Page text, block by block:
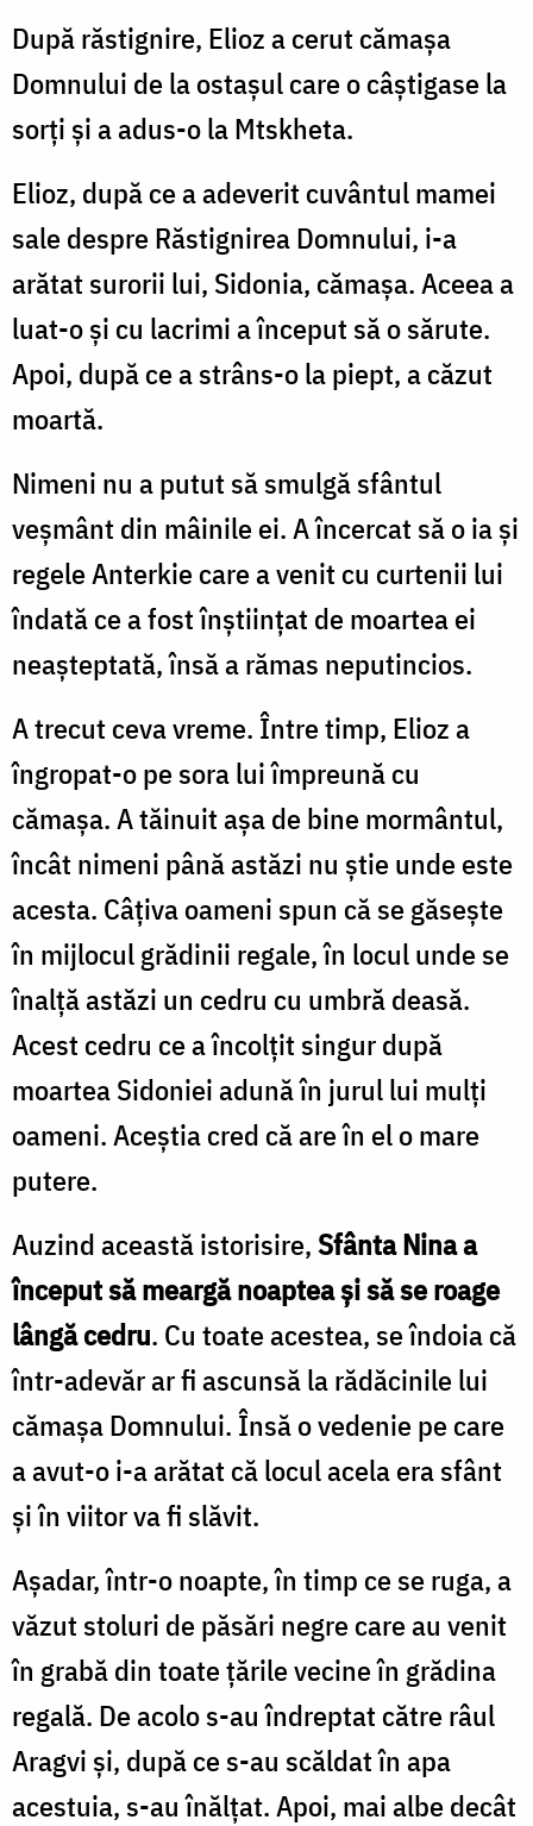
După răstignire, Elioz a cerut cămaşa
Domnului de la ostaşul care o câştigase la
sorţi şi a adus-o la Mtskheta.
Elioz, după ce a adeverit cuvântul mamei
sale despre Răstignirea Domnului, i-a
arătat surorii lui, Sidonia, cămaşa. Aceea a
luat-o şi cu lacrimi a început să o sărute.
Apoi, după ce a strâns-o la piept, a căzut
moartă.
Nimeni nu a putut să smulgă sfântul
veşmânt din mâinile ei. A încercat să o ia şi
regele Anterkie care a venit cu curtenii lui
îndată ce a fost înştiinţat de moartea ei
neaşteptată, însă a rămas neputincios.
A trecut ceva vreme. Între timp, Elioz a
îngropat-o pe sora lui împreună cu
cămaşa. A tăinuit aşa de bine mormântul,
încât nimeni până astăzi nu ştie unde este
acesta. Câţiva oameni spun că se găseşte
în mijlocul grădinii regale, în locul unde se
înalţă astăzi un cedru cu umbră deasă.
Acest cedru ce a încolţit singur după
moartea Sidoniei adună în jurul lui mulţi
oameni. Aceştia cred că are în el o mare
putere.
Auzind această istorisire,Sfânta Nina a
început să meargă noaptea şi să se roage
lângă cedru. Cu toate acestea, se îndoia că
într-adevăr ar fi ascunsă la rădăcinile lui
cămaşa Domnului. Însă o vedenie pe care
a avut-o i-a arătat că locul acela era sfânt
şi în viitor va fi slăvit.
Aşadar, într-o noapte, în timp ce se ruga, a
văzut stoluri de păsări negre care au venit
în grabă din toate ţările vecine în grădina
regală. De acolo s-au îndreptat către râul
Aragvi şi, după ce s-au scăldat în apa
acestuia, s-au înălţat. Apoi, mai albe decât